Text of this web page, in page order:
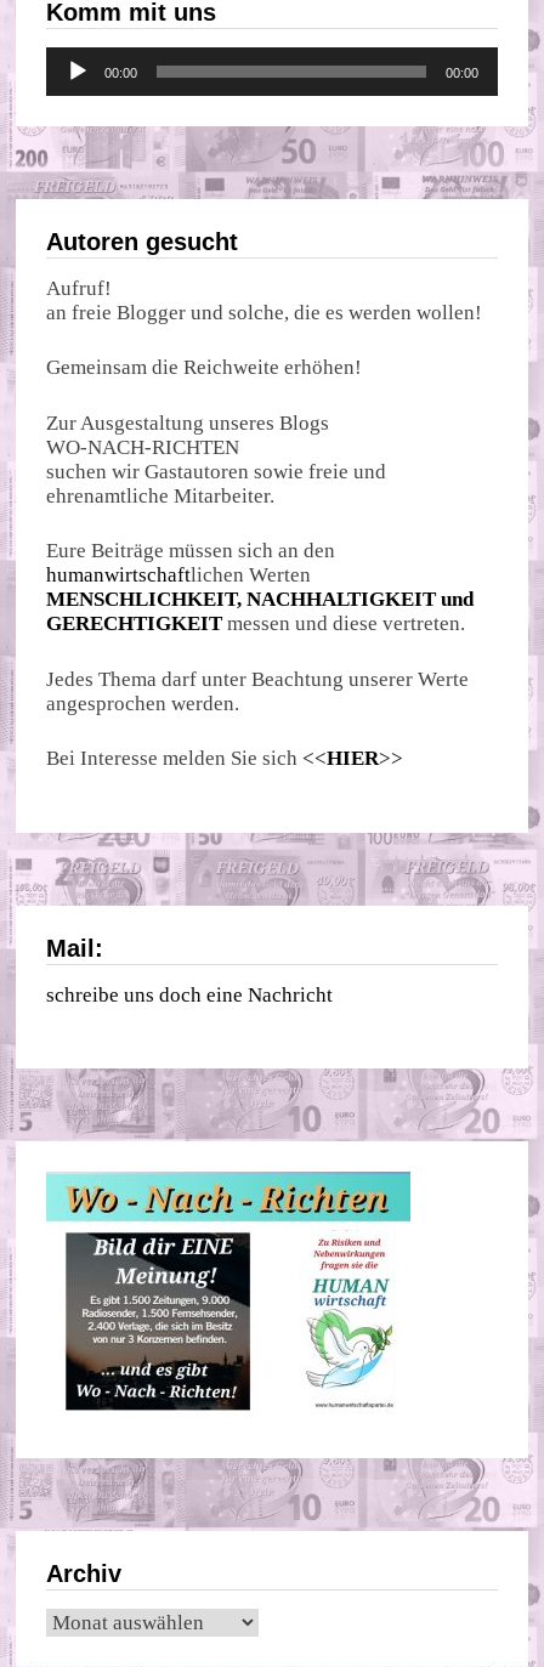
Komm mit uns
Audio-
Player
00:00 00:00
Autoren gesucht
Aufruf!
an freie Blogger und solche, die es werden wollen!
Gemeinsam die Reichweite erhöhen!
Zur Ausgestaltung unseres Blogs
WO-NACH-RICHTEN
suchen wir Gastautoren sowie freie und
ehrenamtliche Mitarbeiter.
Eure Beiträge müssen sich an den
humanwirtschaftlichen Werten
MENSCHLICHKEIT, NACHHALTIGKEIT und
GERECHTIGKEIT messen und diese vertreten.
Jedes Thema darf unter Beachtung unserer Werte
angesprochen werden.
Bei Interesse melden Sie sich <<HIER>>
Mail:
schreibe uns doch eine Nachricht
Archiv
Archiv